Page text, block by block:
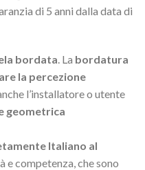
di 5 anni dalla data di
bordata . La bordatura
la percezione
l’installatore o utente
geometrica
Italiano al
e competenza, che sono